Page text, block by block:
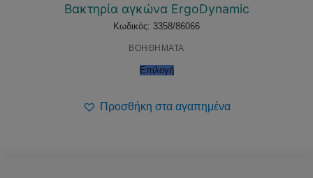
through
70,00 €
Βακτηρία αγκώνα ErgoDynamic
Κωδικός: 3358/86066
ΒΟΗΘΗΜΑΤΑ
Επιλογή
Προσθήκη στα αγαπημένα